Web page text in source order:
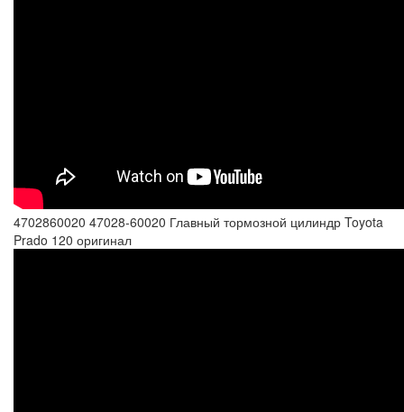
4702860020 47028-60020 Главный тормозной цилиндр Toyota
Prado 120 оригинал